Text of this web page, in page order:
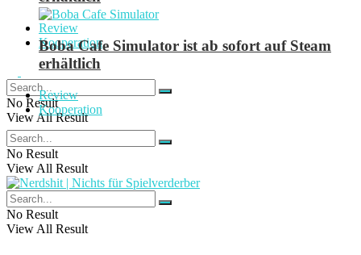
Review
Kooperation
No Result
View All Result
Boba Cafe Simulator ist ab sofort auf Steam
erhältlich
Review
Kooperation
No Result
View All Result
No Result
View All Result